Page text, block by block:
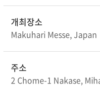
개최장소
Makuhari Messe, Japan
주소
2 Chome-1 Nakase,